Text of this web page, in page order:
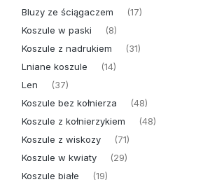
Bluzy ze ściągaczem (17)
Koszule w paski (8)
Koszule z nadrukiem (31)
Lniane koszule (14)
Len (37)
Koszule bez kołnierza (48)
Koszule z kołnierzykiem (48)
Koszule z wiskozy (71)
Koszule w kwiaty (29)
Koszule białe (19)